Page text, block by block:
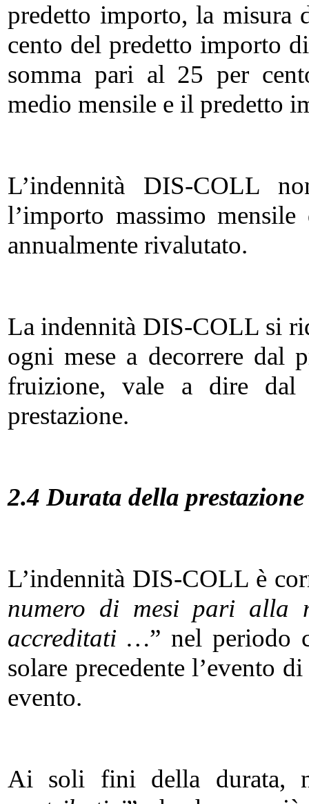
predetto importo, la
cento del predetto importo
somma pari al 25 per
medio mensile e il predetto
L’indennità DIS-COLL
l’importo massimo
annualmente rivalutato.
La indennità DIS-COLL si
ogni mese a decorrere dal
fruizione, vale a dire
prestazione.
2.4 Durata della prestazione
L’indennità DIS-COLL è
numero di mesi pari alla
accreditati …” nel periodo
solare precedente l’evento
evento.
Ai soli fini della durata,